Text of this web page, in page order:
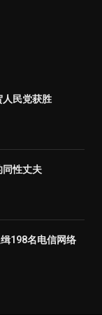
人民党获胜
同性丈夫
198名电信网络